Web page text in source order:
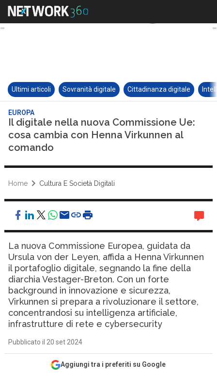
Ultimi articoli Sovranità digitale Cittadinanza digitale
EUROPA
Il digitale nella nuova Commissione Ue:
cosa cambia con Henna Virkunnen al
comando
Home Cultura E Società Digitali
La nuova Commissione Europea, guidata da
Ursula von der Leyen, affida a Henna Virkunnen
il portafoglio digitale, segnando la fine della
diarchia Vestager-Breton. Con un forte
background in innovazione e sicurezza,
Virkunnen si prepara a rivoluzionare il settore,
concentrandosi su intelligenza artificiale,
infrastrutture di rete e cybersecurity
Pubblicato il 20 set 2024
Aggiungi tra i preferiti su Google